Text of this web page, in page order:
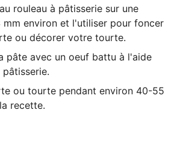
rouleau à pâtisserie sur une
mm environ et l'utiliser pour foncer
ou décorer votre tourte.
pâte avec un oeuf battu à l'aide
pâtisserie.
ou tourte pendant environ 40-55
recette.